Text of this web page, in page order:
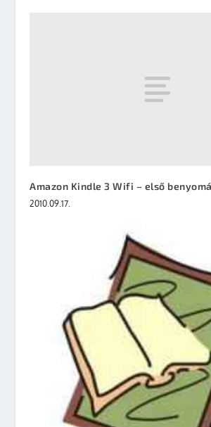
Amazon Kindle 3 Wifi – első
2010.09.17.